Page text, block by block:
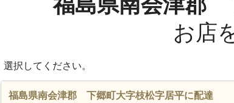
お店
選択してください。
福島県南会津郡 下郷町大字枝松字居平に配達